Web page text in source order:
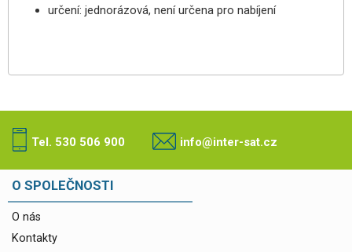
určení: jednorázová, není určena pro nabíjení
Tel. 530 506 900 info@inter-sat.cz
O SPOLEČNOSTI
O nás
Kontakty